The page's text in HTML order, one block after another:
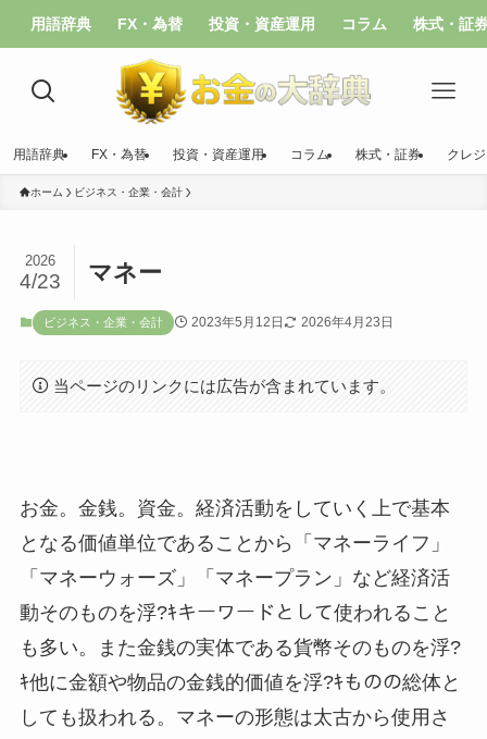
用語辞典 FX・為替 投資・資産運用 コラム 株式・証
用語辞典 FX・為替 投資・資産運用 コラム 株式・証券 クレ
ホーム ビジネス・企業・会計
マネー
2026
4/23
ビジネス・企業・会計 2023年5月12日 2026年4月23日
当ページのリンクには広告が含まれています。
お金。金銭。資金。経済活動をしていく上で基本
となる価値単位であることから「マネーライフ」
「マネーウォーズ」「マネープラン」など経済活
動そのものを浮?ｷキーワードとして使われること
も多い。また金銭の実体である貨幣そのものを浮?
ｷ他に金額や物品の金銭的価値を浮?ｷものの総体と
しても扱われる。マネーの形態は太古から使用さ